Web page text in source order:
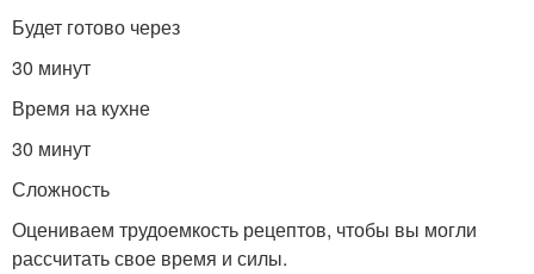
Будет готово через
30 минут
Время на кухне
30 минут
Сложность
Оцениваем трудоемкость рецептов, чтобы вы могли
рассчитать свое время и силы.